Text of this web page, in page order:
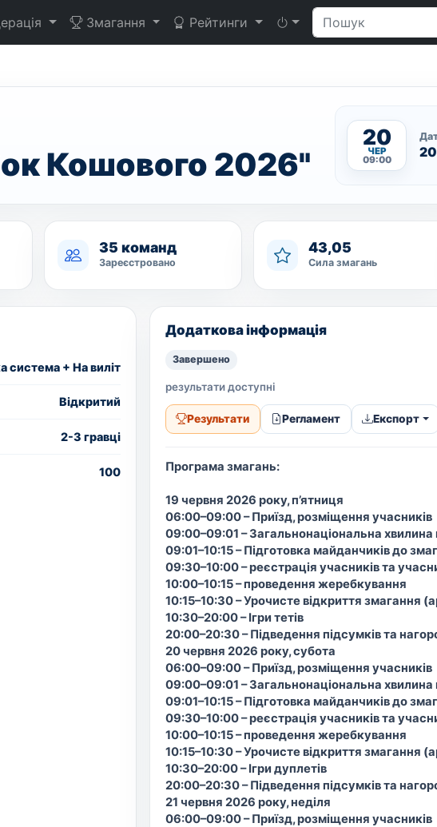
Змагання Рейтинги
Кошового 2026"
20
ЧЕР
09:00
35 команд
Зареєстровано
43,05
Сила змагань
система + На виліт
Вiдкритий
2-3 гравці
100
Додаткова інформація
Завершено
результати доступні
Результати Регламент Експорт
Програма змагань:
19 червня 2026 року, п’ятниця
06:00–09:00 – Приїзд, розміщення учасників
09:00–09:01 – Загальнонаціональна
09:01–10:15 – Підготовка майданчиків до
09:30–10:00 – реєстрація учасників та
10:00–10:15 – проведення жеребкування
10:15–10:30 – Урочисте відкриття змагання
10:30–20:00 – Ігри тетів
20:00–20:30 – Підведення підсумків та
20 червня 2026 року, субота
06:00–09:00 – Приїзд, розміщення учасників
09:00–09:01 – Загальнонаціональна
09:01–10:15 – Підготовка майданчиків до
09:30–10:00 – реєстрація учасників та
10:00–10:15 – проведення жеребкування
10:15–10:30 – Урочисте відкриття змагання
10:30–20:00 – Ігри дуплетів
20:00–20:30 – Підведення підсумків та
21 червня 2026 року, неділя
06:00–09:00 – Приїзд, розміщення учасників